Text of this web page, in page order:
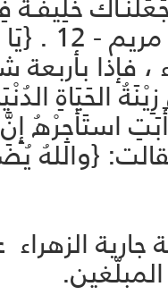
القصص - 30 .
فإذا
الحَيَاةِ
استَأجِرْهُ
{واللهُ